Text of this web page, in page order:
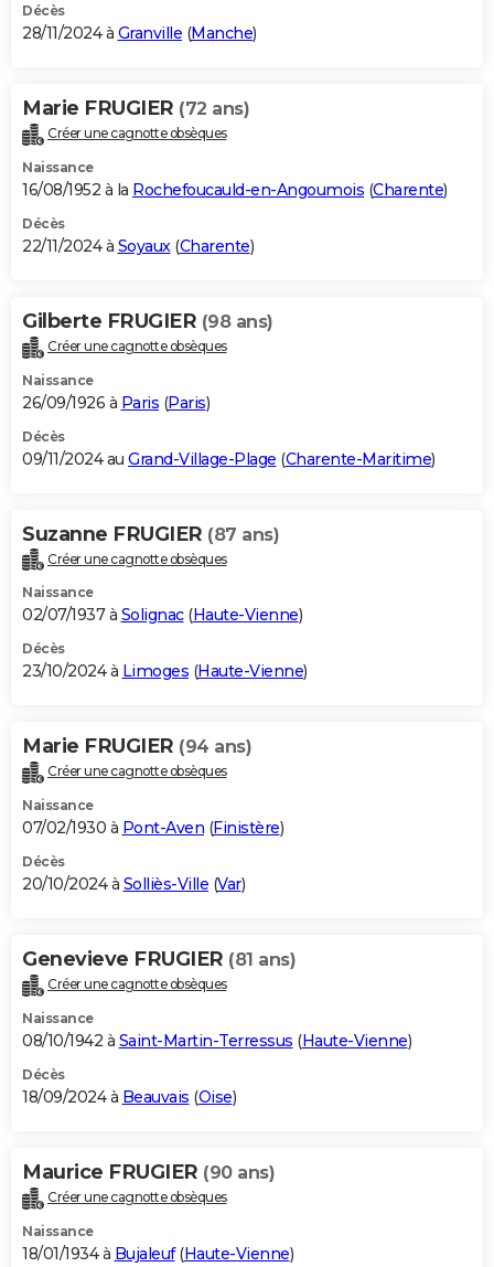
Décès
28/11/2024 à Granville (Manche)
Marie FRUGIER (72 ans)
Créer une cagnotte obsèques
Naissance
16/08/1952 à la Rochefoucauld-en-Angoumois (Charente)
Décès
22/11/2024 à Soyaux(Charente)
Gilberte FRUGIER (98 ans)
Créer une cagnotte obsèques
Naissance
26/09/1926 à Paris (Paris)
Décès
09/11/2024 au Grand-Village-Plage (Charente-Maritime)
Suzanne FRUGIER (87 ans)
Créer une cagnotte obsèques
Naissance
02/07/1937 à Solignac(Haute-Vienne)
Décès
23/10/2024 à Limoges (Haute-Vienne)
Marie FRUGIER (94 ans)
Créer une cagnotte obsèques
Naissance
07/02/1930 à Pont-Aven (Finistère)
Décès
20/10/2024 à Solliès-Ville (Var)
Genevieve FRUGIER (81 ans)
Créer une cagnotte obsèques
Naissance
08/10/1942 à Saint-Martin-Terressus (Haute-Vienne)
Décès
18/09/2024 à Beauvais (Oise)
Maurice FRUGIER (90 ans)
Créer une cagnotte obsèques
Naissance
18/01/1934 à Bujaleuf(Haute-Vienne)